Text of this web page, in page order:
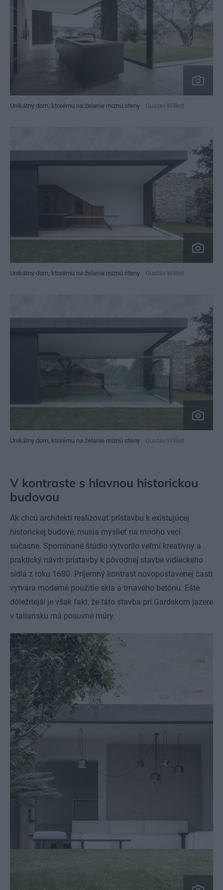
Unikátny dom, ktorému na želanie miznú steny Gustav Willeit
Unikátny dom, ktorému na želanie miznú steny Gustav Willeit
Unikátny dom, ktorému na želanie miznú steny Gustav Willeit
V kontraste s hlavnou historickou
budovou
Ak chcú architekti realizovať prístavbu k existujúcej
historickej budove, musia myslieť na mnoho vecí
súčasne. Spomínané štúdio vytvorilo veľmi kreatívny a
praktický návrh prístavby k pôvodnej stavbe vidieckeho
sídla z roku 1680. Príjemný kontrast novopostavenej časti
vytvára moderné použitie skla a tmavého betónu. Ešte
dôležitejší je však fakt, že táto stavba pri Gardskom jazere
v taliansku má posuvné múry.